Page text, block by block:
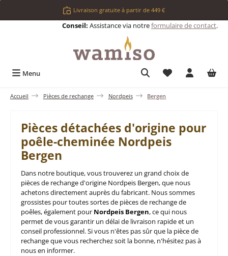
Passer au contenu principalLivraison gratuite à partir de 449 €
Conseil: Assistance via notreformulaire de contact.
Menu Vous avez 0
Accueil Pièces de rechange Nordpeis Bergen
Pièces détachées d'origine pour
poêle-cheminée Nordpeis
Bergen
Dans notre boutique, vous trouverez un grand choix de
pièces de rechange d'origine Nordpeis Bergen, que nous
achetons directement auprès du fabricant. Nous sommes
grossistes pour toutes sortes de pièces de rechange de
poêles, également pour Nordpeis Bergen, ce qui nous
permet de vous garantir un délai de livraison rapide et un
conseil professionnel. Si vous n'êtes pas sûr que la pièce de
rechange que vous recherchez soit la bonne, n'hésitez pas à
nous en informer.